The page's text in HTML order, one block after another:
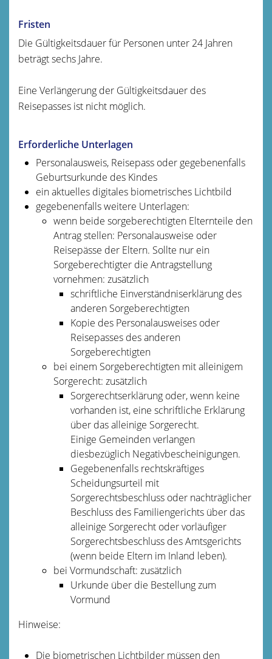
Fristen
Die Gültigkeitsdauerfür Personen unter 24 Jahren
beträgt sechs Jahre.
Eine Verlängerung der Gültigkeitsdauer des
Reisepasses ist nicht möglich.
Erforderliche Unterlagen
Personalausweis, Reisepass oder gegebenenfalls
Geburtsurkunde des Kindes
ein aktuelles digitales biometrisches Lichtbild
gegebenenfalls weitere Unterlagen:
wenn beide sorgeberechtigten Elternteile den
Antrag stellen: Personalausweise oder
Reisepässe der Eltern. Sollte nur ein
Sorgeberechtigter die Antragstellung
vornehmen: zusätzlich
schriftliche Einverständniserklärung des
anderen Sorgeberechtigten
Kopie des Personalausweises oder
Reisepasses des anderen
Sorgeberechtigten
bei einem Sorgeberechtigten mit alleinigem
Sorgerecht: zusätzlich
Sorgerechtserklärung oder, wenn keine
vorhanden ist, eine schriftliche Erklärung
über das alleinige Sorgerecht.
Einige Gemeinden verlangen
diesbezüglich Negativbescheinigungen.
Gegebenenfalls rechtskräftiges
Scheidungsurteil mit
Sorgerechtsbeschluss oder nachträglicher
Beschluss des Familiengerichts über das
alleinige Sorgerecht oder vorläufiger
Sorgerechtsbeschluss des Amtsgerichts
(wenn beide Eltern im Inland leben).
bei Vormundschaft: zusätzlich
Urkunde über die Bestellung zum
Vormund
Hinweise:
Die biometrischen Lichtbilder müssen den